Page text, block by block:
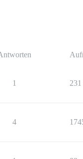
1 231
4